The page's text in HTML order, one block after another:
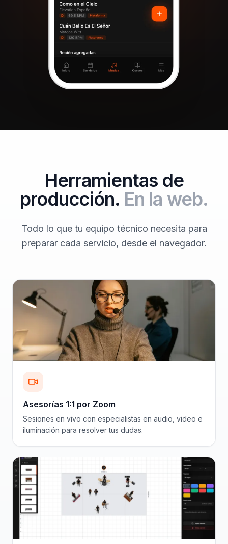
Herramientas de
producción. En la web.
Todo lo que tu equipo técnico necesita para
preparar cada servicio, desde el navegador.
Asesorías 1:1 por Zoom
Sesiones en vivo con especialistas en audio, video e
iluminación para resolver tus dudas.